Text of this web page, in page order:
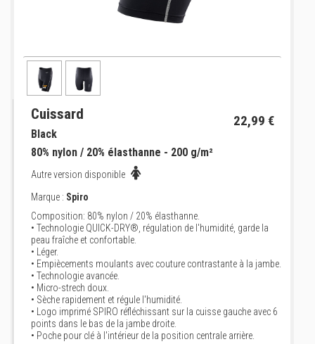
Cuissard 22,99 €
Black
80% nylon / 20% élasthanne - 200 g/m²
Autre version disponible
Marque : Spiro
Composition: 80% nylon / 20% élasthanne.
• Technologie QUICK-DRY®, régulation de l'humidité, garde la
peau fraîche et confortable.
• Léger.
• Empiècements moulants avec couture contrastante à la jambe.
• Technologie avancée.
• Micro-strech doux.
• Sèche rapidement et régule l'humidité.
• Logo imprimé SPIRO réfléchissant sur la cuisse gauche avec 6
points dans le bas de la jambe droite.
• Poche pour clé à l'intérieur de la position centrale arrière.